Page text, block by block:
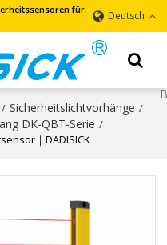
für
Deutsch
/ Sicherheitslichtvorhänge /
DK-QBT-Serie /
｜DADISICK